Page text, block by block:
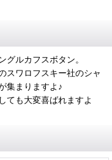
グルカフスボタン。
スワロフスキー社のシャ
集まりますよ♪
ても大変喜ばれますよ